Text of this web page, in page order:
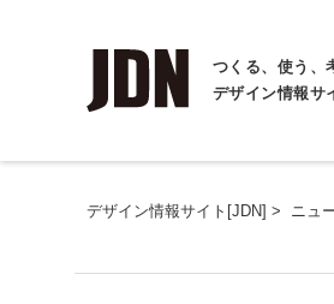
つくる、使う、
デザイン情報サ
デザイン情報サイト[JDN] > ニュ